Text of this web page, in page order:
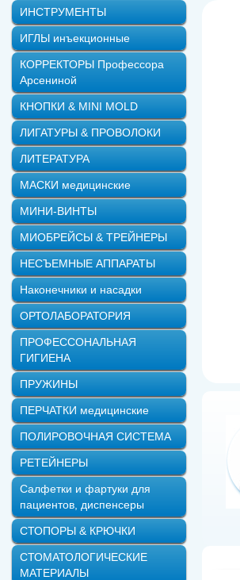
ИНСТРУМЕНТЫ
ИГЛЫ инъекционные
КОРРЕКТОРЫ Профессора
Арсениной
КНОПКИ & MINI MOLD
ЛИГАТУРЫ & ПРОВОЛОКИ
ЛИТЕРАТУРА
МАСКИ медицинские
МИНИ-ВИНТЫ
МИОБРЕЙСЫ & ТРЕЙНЕРЫ
НЕСЪЕМНЫЕ АППАРАТЫ
Наконечники и насадки
ОРТОЛАБОРАТОРИЯ
ПРОФЕССОНАЛЬНАЯ
ГИГИЕНА
ПРУЖИНЫ
ПЕРЧАТКИ медицинские
ПОЛИРОВОЧНАЯ СИСТЕМА
РЕТЕЙНЕРЫ
Салфетки и фартуки для
пациентов, диспенсеры
СТОПОРЫ & КРЮЧКИ
СТОМАТОЛОГИЧЕСКИЕ
МАТЕРИАЛЫ